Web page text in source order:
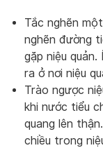
Tắc nghẽn
nghẽn đường
gặp niệu
ra ở nơi niệu
Trào ngược
khi nước tiểu
quang lên
chiều trong